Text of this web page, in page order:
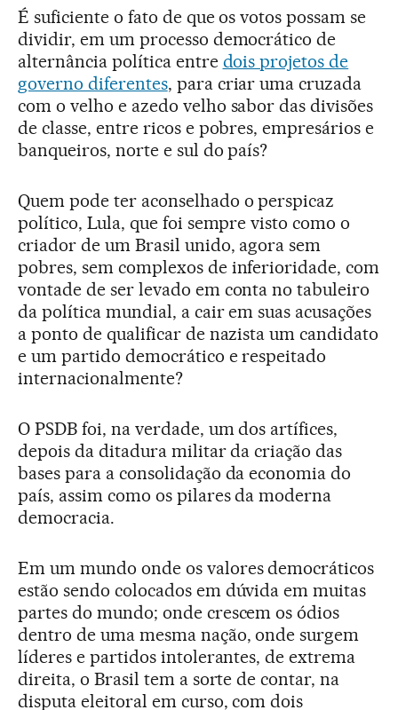
É suficiente o fato de que os votos possam se
dividir, em um processo democrático de
alternância política entre dois projetos de
governo diferentes, para criar uma cruzada
com o velho e azedo velho sabor das divisões
de classe, entre ricos e pobres, empresários e
banqueiros, norte e sul do país?
Quem pode ter aconselhado o perspicaz
político, Lula, que foi sempre visto como o
criador de um Brasil unido, agora sem
pobres, sem complexos de inferioridade, com
vontade de ser levado em conta no tabuleiro
da política mundial, a cair em suas acusações
a ponto de qualificar de nazista um candidato
e um partido democrático e respeitado
internacionalmente?
O PSDB foi, na verdade, um dos artífices,
depois da ditadura militar da criação das
bases para a consolidação da economia do
país, assim como os pilares da moderna
democracia.
Em um mundo onde os valores democráticos
estão sendo colocados em dúvida em muitas
partes do mundo; onde crescem os ódios
dentro de uma mesma nação, onde surgem
líderes e partidos intolerantes, de extrema
direita, o Brasil tem a sorte de contar, na
disputa eleitoral em curso, com dois